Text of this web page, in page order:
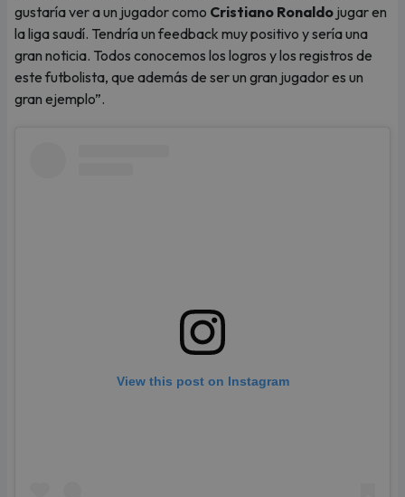
gustaría ver a un jugador como Cristiano Ronaldo jugar en
la liga saudí. Tendría un feedback muy positivo y sería una
gran noticia. Todos conocemos los logros y los registros de
este futbolista, que además de ser un gran jugador es un
gran ejemplo”.
View this post on Instagram